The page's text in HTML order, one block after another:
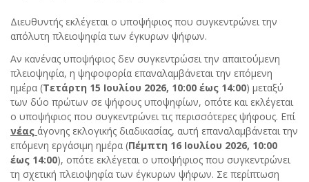
Διευθυντής εκλέγεται ο υποψήφιος που συγκεντρώνει την
απόλυτη πλειοψηφία των έγκυρων ψήφων.
Αν κανένας υποψήφιος δεν συγκεντρώσει την απαιτούμενη
πλειοψηφία, η ψηφοφορία επαναλαμβάνεται την επόμενη
ημέρα (Τετάρτη 15 Ιουλίου 2026, 10:00 έως 14:00) μεταξύ
των δύο πρώτων σε ψήφους υποψηφίων, οπότε και εκλέγεται
ο υποψήφιος που συγκεντρώνει τις περισσότερες ψήφους. Επί
νέας άγονης εκλογικής διαδικασίας, αυτή επαναλαμβάνεται την
επόμενη εργάσιμη ημέρα (Πέμπτη 16 Ιουλίου 2026, 10:00
έως 14:00), οπότε εκλέγεται ο υποψήφιος που συγκεντρώνει
τη σχετική πλειοψηφία των έγκυρων ψήφων. Σε περίπτωση